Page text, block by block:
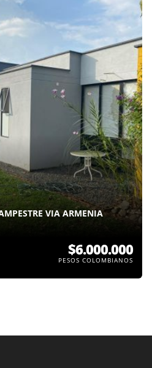
VIA ARMENIA
$6.000.000
PESOS COLOMBIANOS